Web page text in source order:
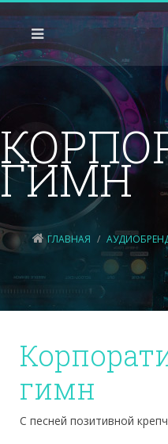
ГИМН
ГЛАВНАЯ
гимн
С песней позитивной